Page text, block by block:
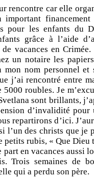
rencontre car elle
financement
pour les enfants du
grâce à l’aide
vacances en
un notaire les
nom personnel et
j’ai rencontré entre
5000 roubles. Je
sont brillants,
d’invalidité
repartirons d’ici.
l’un des christs que je
rubis, « Que Dieu
en vacances aussi
Trois semaines de
qui a perdu son père.